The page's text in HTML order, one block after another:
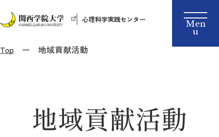
心理科学実践センター
Top 地域貢献活動
地域貢献活動